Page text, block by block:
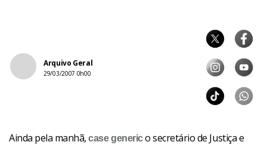
Arquivo Geral
29/03/2007 0h00
Ainda pela manhã,case generico secretário de Justiça e